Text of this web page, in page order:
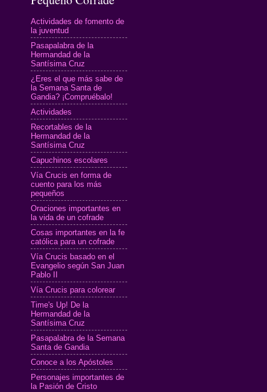
Actividades de fomento de
la juventud
Pasapalabra de la
Hermandad de la
Santísima Cruz
¿Eres el que más sabe de
la Semana Santa de
Gandia? ¡Compruébalo!
Actividades
Recortables de la
Hermandad de la
Santísima Cruz
Capuchinos escolares
Vía Crucis en forma de
cuento para los más
pequeños
Oraciones importantes en
la vida de un cofrade
Cosas importantes en la fe
católica para un cofrade
Vía Crucis basado en el
Evangelio según San Juan
Pablo II
Vía Crucis para colorear
Time's Up! De la
Hermandad de la
Santísima Cruz
Pasapalabra de la Semana
Santa de Gandia
Conoce a los Apóstoles
Personajes importantes de
la Pasión de Cristo